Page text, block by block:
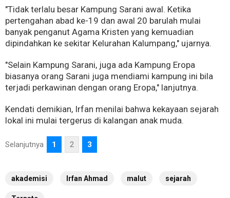
"Tidak terlalu besar Kampung Sarani awal. Ketika
pertengahan abad ke-19 dan awal 20 barulah mulai
banyak penganut Agama Kristen yang kemuadian
dipindahkan ke sekitar Kelurahan Kalumpang," ujarnya.
"Selain Kampung Sarani, juga ada Kampung Eropa
biasanya orang Sarani juga mendiami kampung ini bila
terjadi perkawinan dengan orang Eropa," lanjutnya.
Kendati demikian, Irfan menilai bahwa kekayaan sejarah
lokal ini mulai tergerus di kalangan anak muda.
Selanjutnya 1 2 3
akademisi Irfan Ahmad malut sejarah